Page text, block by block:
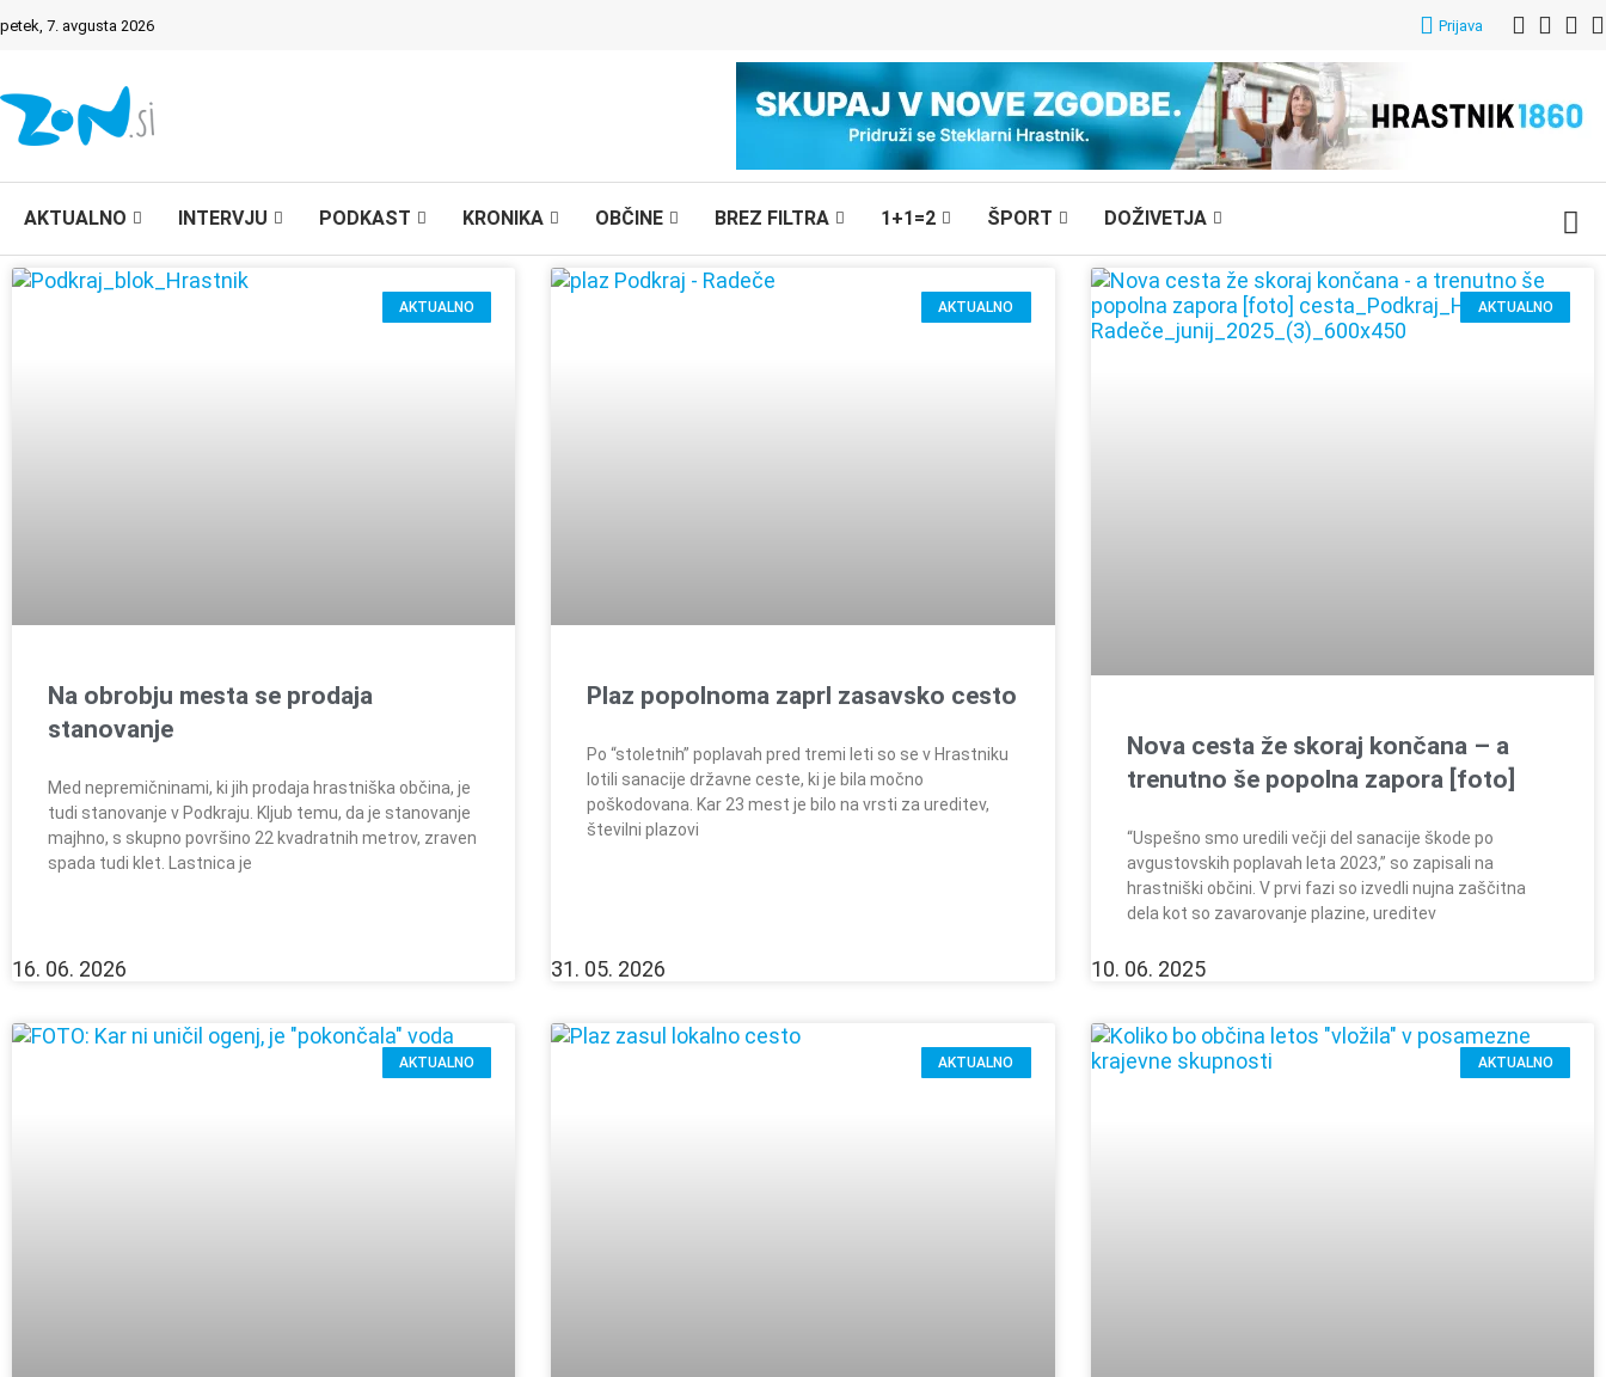
petek, 7. avgusta 2026 Prijava
AKTUALNO INTERVJU PODKAST KRONIKA OBČINE BREZ FILTRA 1+1=2 ŠPORT DOŽIVETJA
AKTUALNO
Na obrobju mesta se prodaja
stanovanje
Med nepremičninami, ki jih prodaja hrastniška občina, je
tudi stanovanje v Podkraju. Kljub temu, da je stanovanje
majhno, s skupno površino 22 kvadratnih metrov, zraven
spada tudi klet. Lastnica je
16. 06. 2026
AKTUALNO
Plaz popolnoma zaprl zasavsko cesto
Po “stoletnih” poplavah pred tremi leti so se v Hrastniku
lotili sanacije državne ceste, ki je bila močno
poškodovana. Kar 23 mest je bilo na vrsti za ureditev,
številni plazovi
31. 05. 2026
AKTUALNO
Nova cesta že skoraj končana – a
trenutno še popolna zapora [foto]
“Uspešno smo uredili večji del sanacije škode po
avgustovskih poplavah leta 2023,” so zapisali na
hrastniški občini. V prvi fazi so izvedli nujna zaščitna
dela kot so zavarovanje plazine, ureditev
10. 06. 2025
AKTUALNO AKTUALNO AKTUALNO